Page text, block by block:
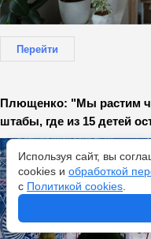
Перейти
Плющенко: "Мы растим
штабы, где из 15 детей
Используя сайт, вы
cookies и обработкой
с Политикой cookies